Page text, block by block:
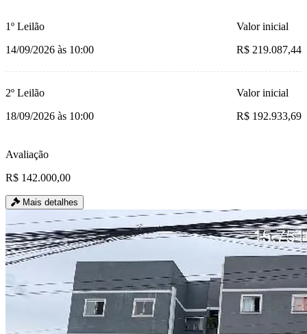
1º Leilão
14/09/2026 às 10:00
Valor inicial
R$ 219.087,44
2º Leilão
18/09/2026 às 10:00
Valor inicial
R$ 192.933,69
Avaliação
R$ 142.000,00
Mais detalhes